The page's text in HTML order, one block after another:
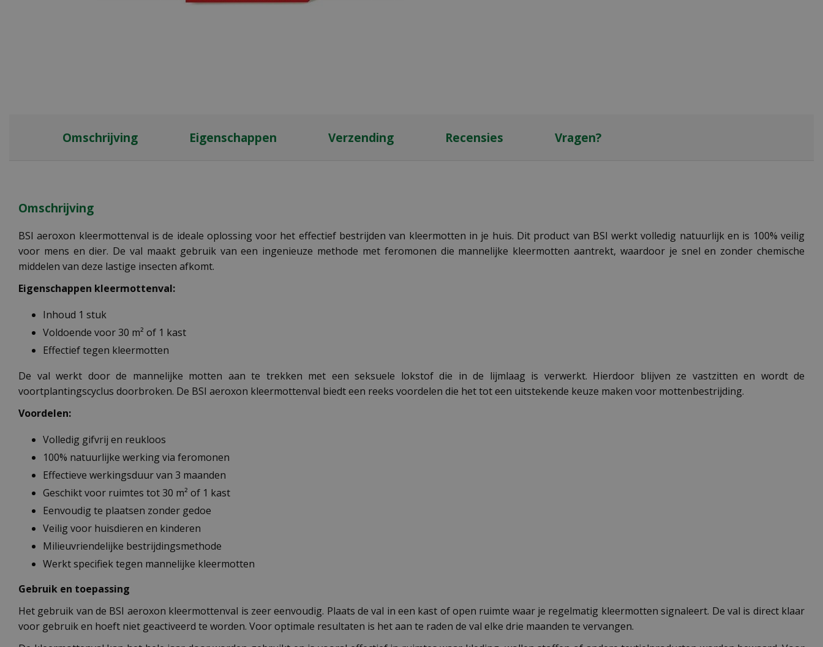
Omschrijving Eigenschappen Verzending Recensies Vragen?
Omschrijving
BSI aeroxon kleermottenval is de ideale oplossing voor het effectief bestrijden van kleermotten in je huis. Dit product van BSI werkt volledig natuurlijk en is 100% veilig
voor mens en dier. De val maakt gebruik van een ingenieuze methode met feromonen die mannelijke kleermotten aantrekt, waardoor je snel en zonder chemische
middelen van deze lastige insecten afkomt.
Eigenschappen kleermottenval:
Inhoud 1 stuk
Voldoende voor 30 m² of 1 kast
Effectief tegen kleermotten
De val werkt door de mannelijke motten aan te trekken met een seksuele lokstof die in de lijmlaag is verwerkt. Hierdoor blijven ze vastzitten en wordt de
voortplantingscyclus doorbroken. De BSI aeroxon kleermottenval biedt een reeks voordelen die het tot een uitstekende keuze maken voor mottenbestrijding.
Voordelen:
Volledig gifvrij en reukloos
100% natuurlijke werking via feromonen
Effectieve werkingsduur van 3 maanden
Geschikt voor ruimtes tot 30 m² of 1 kast
Eenvoudig te plaatsen zonder gedoe
Veilig voor huisdieren en kinderen
Milieuvriendelijke bestrijdingsmethode
Werkt specifiek tegen mannelijke kleermotten
Gebruik en toepassing
Het gebruik van de BSI aeroxon kleermottenval is zeer eenvoudig. Plaats de val in een kast of open ruimte waar je regelmatig kleermotten signaleert. De val is direct klaar
voor gebruik en hoeft niet geactiveerd te worden. Voor optimale resultaten is het aan te raden de val elke drie maanden te vervangen.